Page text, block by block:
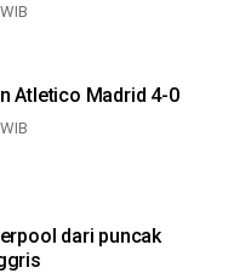
Atletico Madrid 4-0
dari puncak